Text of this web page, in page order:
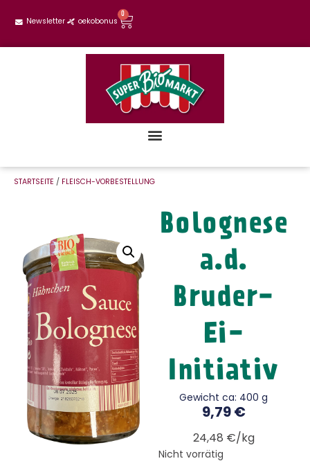
Newsletter oekobonus
0
STARTSEITE / FLEISCH-VORBESTELLUNG
Bolognese
a.d.
Bruder-
Ei-
Initiativ
Gewicht ca: 400 g
9,79 €
24,48 €/kg
Nicht vorrätig